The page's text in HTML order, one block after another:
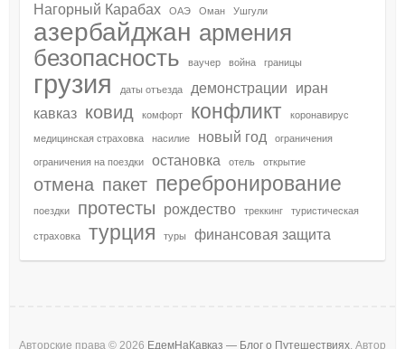
Нагорный Карабах ОАЭ Оман Ушгули
азербайджан армения
безопасность
ваучер война границы
грузия даты отъезда демонстрации
иран
кавказ ковид комфорт конфликт коронавирус
медицинская страховка насилие новый год ограничения
ограничения на поездки остановка отель открытие
отмена пакет перебронирование
поездки протесты рождество треккинг туристическая
страховка турция туры финансовая защита
Авторские права © 2026 ЕдемНаКавказ — Блог о Путешествиях. Автор